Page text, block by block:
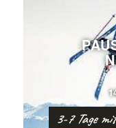
3-7 Tage